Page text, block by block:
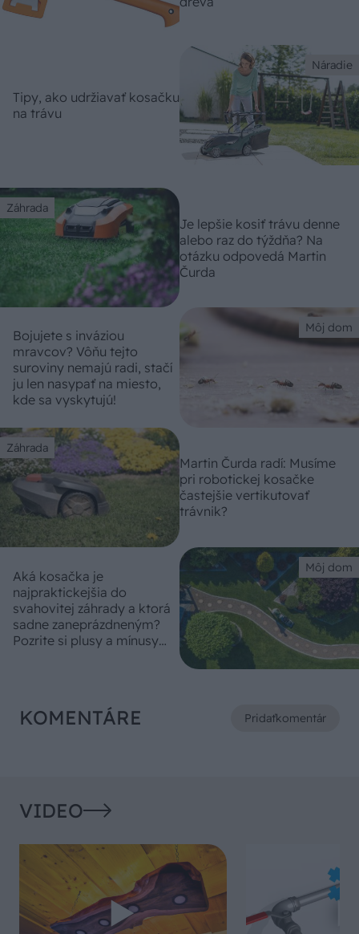
Náradie
Tipy, ako udržiavať kosačku
na trávu
Záhrada
Je lepšie kosiť trávu denne
alebo raz do týždňa? Na
otázku odpovedá Martin
Čurda
Môj dom
Bojujete s inváziou
mravcov? Vôňu tejto
suroviny nemajú radi, stačí
ju len nasypať na miesto,
kde sa vyskytujú!
Záhrada
Martin Čurda radí: Musíme
pri robotickej kosačke
častejšie vertikutovať
trávnik?
Môj dom
Aká kosačka je
najpraktickejšia do
svahovitej záhrady a ktorá
sadne zaneprázdneným?
Pozrite si plusy a mínusy
KOMENTÁRE Pridaťkomentár
VIDEO